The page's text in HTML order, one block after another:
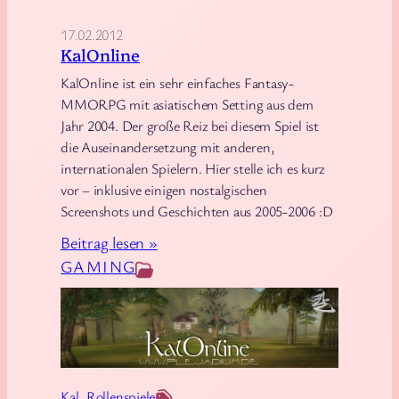
ü
r
A
g
i
l
t
-
A
r
c
GAMING
17.02.2012
KalOnline
KalOnline ist ein sehr einfaches Fantasy-
MMORPG mit asiatischem Setting aus dem
Jahr 2004. Der große Reiz bei diesem Spiel ist
die Auseinandersetzung mit anderen,
internationalen Spielern. Hier stelle ich es kurz
vor – inklusive einigen nostalgischen
Screenshots und Geschichten aus 2005-2006 :D
Beitrag lesen »:
a
l
O
n
l